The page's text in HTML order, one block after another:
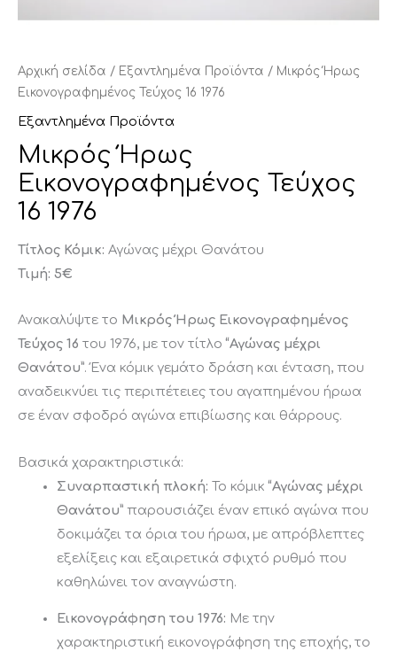
Αρχική σελίδα / Εξαντλημένα Προϊόντα / Μικρός Ήρως
Εικονογραφημένος Τεύχος 16 1976
Εξαντλημένα Προϊόντα
Μικρός Ήρως
Εικονογραφημένος Τεύχος
16 1976
Τίτλος Κόμικ: Αγώνας μέχρι Θανάτου
Τιμή: 5€
Ανακαλύψτε το Μικρός Ήρως Εικονογραφημένος
Τεύχος 16 του 1976, με τον τίτλο“Αγώνας μέχρι
Θανάτου”. Ένα κόμικ γεμάτο δράση και ένταση, που
αναδεικνύει τις περιπέτειες του αγαπημένου ήρωα
σε έναν σφοδρό αγώνα επιβίωσης και θάρρους.
Βασικά χαρακτηριστικά:
Συναρπαστική πλοκή: Το κόμικ“Αγώνας μέχρι
Θανάτου”παρουσιάζει έναν επικό αγώνα που
δοκιμάζει τα όρια του ήρωα, με απρόβλεπτες
εξελίξεις και εξαιρετικά σφιχτό ρυθμό που
καθηλώνει τον αναγνώστη.
Εικονογράφηση του 1976: Με την
χαρακτηριστική εικονογράφηση της εποχής, το